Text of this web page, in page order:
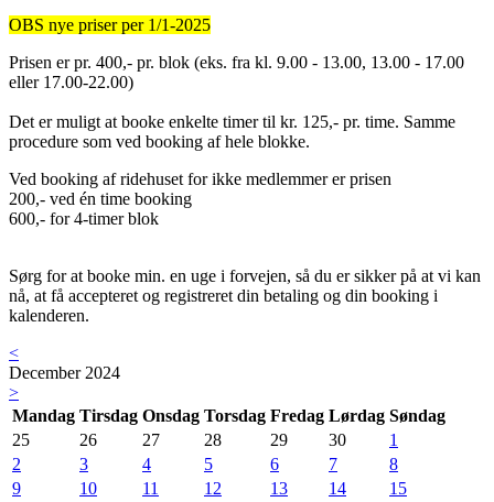
OBS nye priser per 1/1-2025
Prisen er pr. 400,- pr. blok (eks. fra kl. 9.00 - 13.00, 13.00 - 17.00
eller 17.00-22.00)
Det er muligt at booke enkelte timer til kr. 125,- pr. time. Samme
procedure som ved booking af hele blokke.
Ved booking af ridehuset for ikke medlemmer er prisen
200,- ved én time booking
600,- for 4-timer blok
Sørg for at booke min. en uge i forvejen, så du er sikker på at vi kan
nå, at få accepteret og registreret din betaling og din booking i
kalenderen.
<
December 2024
>
Mandag Tirsdag Onsdag Torsdag Fredag Lørdag Søndag
25
26 27 28 29 30
1
2
3 4 5 6 7
8
9
10 11 12 13 14
15